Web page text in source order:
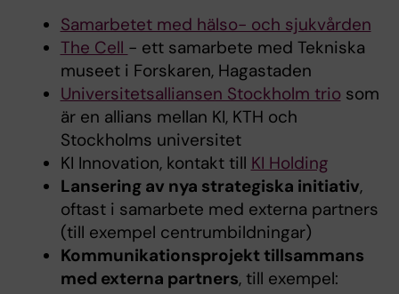
Samarbetet med hälso- och sjukvården
The Cell - ett samarbete med Tekniska
museet i Forskaren, Hagastaden
Universitetsalliansen Stockholm triosom
är en allians mellan KI, KTH och
Stockholms universitet
KI Innovation, kontakt till KI Holding
Lansering av nya strategiska initiativ,
oftast i samarbete med externa partners
(till exempel centrumbildningar)
Kommunikationsprojekt tillsammans
med externa partners, till exempel: